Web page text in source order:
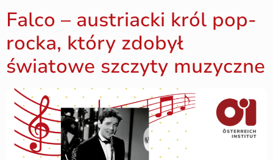
Falco – austriacki król pop-
rocka, który zdobył
światowe szczyty muzyczne